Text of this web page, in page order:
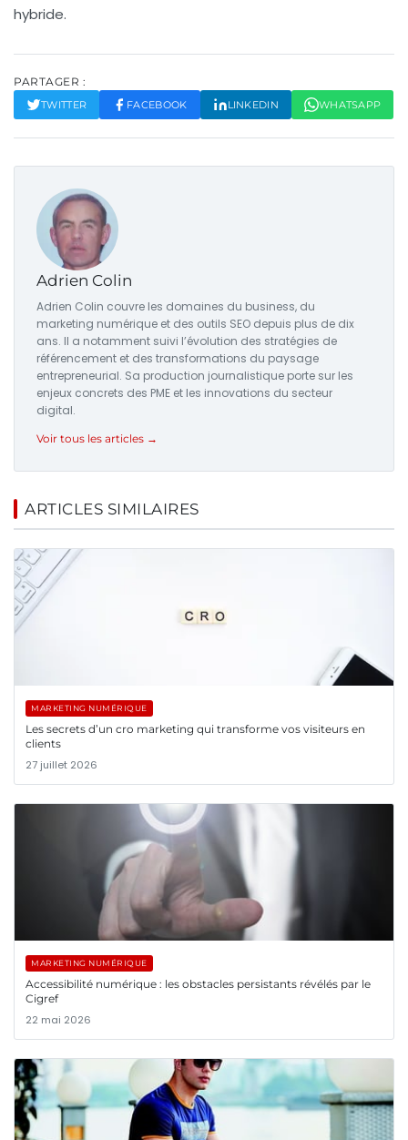
hybride.
PARTAGER :
TWITTER FACEBOOK LINKEDIN WHATSAPP
Adrien Colin
Adrien Colin couvre les domaines du business, du
marketing numérique et des outils SEO depuis plus de dix
ans. Il a notamment suivi l’évolution des stratégies de
référencement et des transformations du paysage
entrepreneurial. Sa production journalistique porte sur les
enjeux concrets des PME et les innovations du secteur
digital.
Voir tous les articles →
ARTICLES SIMILAIRES
MARKETING NUMÉRIQUE
Les secrets d’un cro marketing qui transforme vos visiteurs en
clients
27 juillet 2026
MARKETING NUMÉRIQUE
Accessibilité numérique : les obstacles persistants révélés par le
Cigref
22 mai 2026